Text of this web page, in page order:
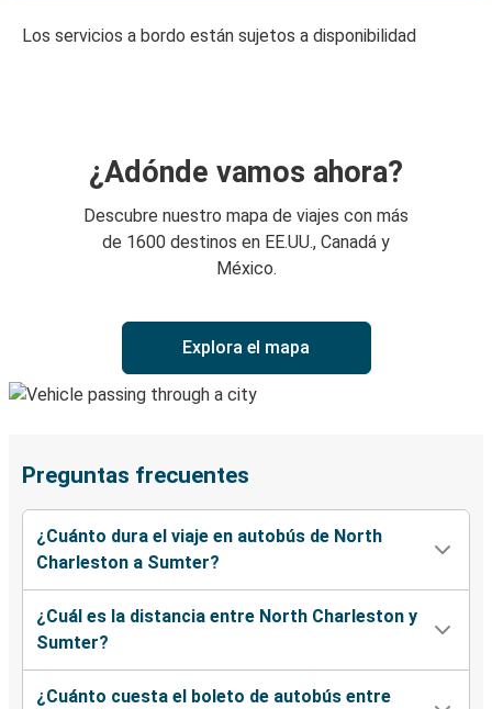
Los servicios a bordo están sujetos a disponibilidad
¿Adónde vamos ahora?
Descubre nuestro mapa de viajes con más
de 1600 destinos en EE.UU., Canadá y
México.
Explora el mapa
Preguntas frecuentes
¿Cuánto dura el viaje en autobús de North
Charleston a Sumter?
¿Cuál es la distancia entre North Charleston y
Sumter?
¿Cuánto cuesta el boleto de autobús entre